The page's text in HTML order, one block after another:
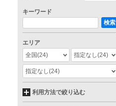
キーワード
検索
エリア
全国(24) 指定なし(24)
指定なし(24)
利用方法で絞り込む